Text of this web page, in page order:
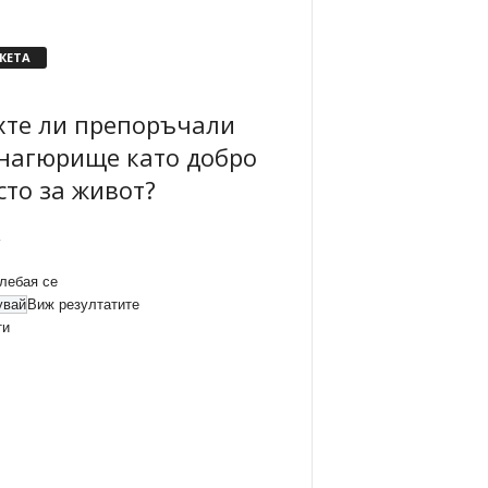
ли препоръчали
като добро
за живот?
се
Виж резултатите